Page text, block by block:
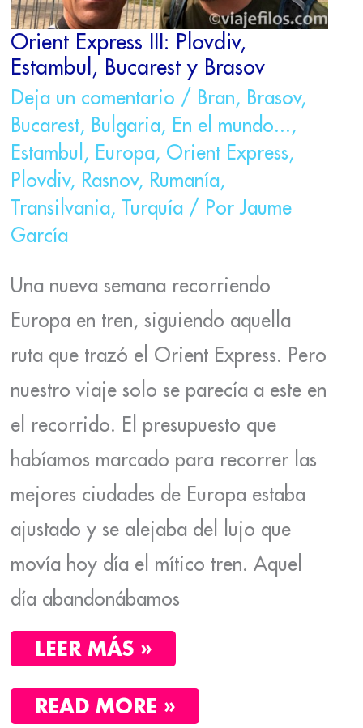
Orient Express III: Plovdiv,
Estambul, Bucarest y Brasov
Deja un comentario / Bran, Brasov,
Bucarest, Bulgaria, En el mundo...,
Estambul , Europa, Orient Express,
Plovdiv, Rasnov, Rumanía,
Transilvania, Turquía/ PorJaume
García
Una nueva semana recorriendo
Europa en tren, siguiendo aquella
ruta que trazó el Orient Express. Pero
nuestro viaje solo se parecía a este en
el recorrido. El presupuesto que
habíamos marcado para recorrer las
mejores ciudades de Europa estaba
ajustado y se alejaba del lujo que
movía hoy día el mítico tren. Aquel
día abandonábamos
LEER MÁS »
READ MORE »